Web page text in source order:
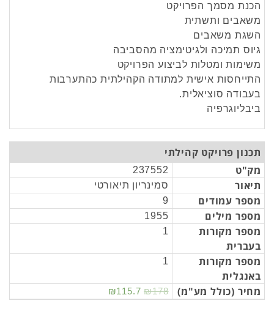
הכנת מסמך הפרויקט
משאבים ותשתית
השגת משאבים
גיוס תמיכה ולגיטימציה מהסביבה
משימות ומטלות לביצוע הפרויקט
התייחסות אישית למתודה הקהילתית כהתערבות
בעבודה סוציאלית.
ביבליוגרפיה
תכנון פרויקט קהילתי
מק"ט
237552
תיאור סמינריון תיאורטי
מספר עמודים 9
מספר מילים 1955
מספר מקורות
בעברית
1
מספר מקורות
באנגלית
1
מחיר (כולל מע"מ) ₪115.7 ₪178